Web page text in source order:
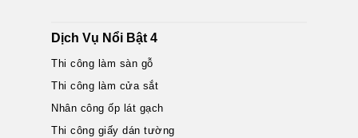
Dịch Vụ Nổi Bật 4
Thi công làm sàn gỗ
Thi công làm cửa sắt
Nhân công ốp lát gạch
Thi công giấy dán tường